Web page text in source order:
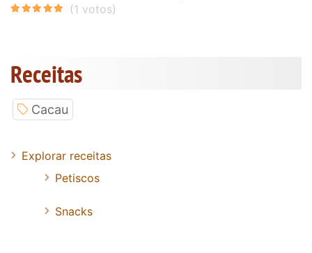
Receitas
Cacau
Explorar receitas
Petiscos
Snacks